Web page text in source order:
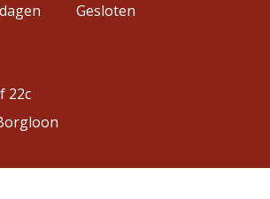
Gesloten
22c